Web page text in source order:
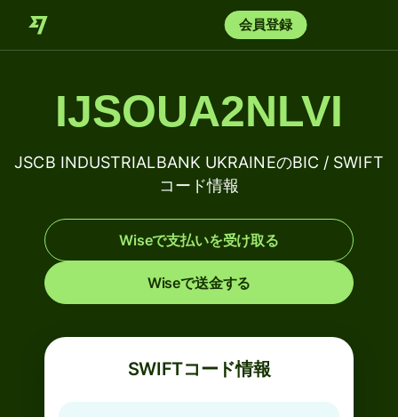
会員登録
IJSOUA2NLVI
JSCB INDUSTRIALBANK UKRAINEのBIC / SWIFT
コード情報
Wiseで支払いを受け取る
Wiseで送金する
SWIFTコード情報